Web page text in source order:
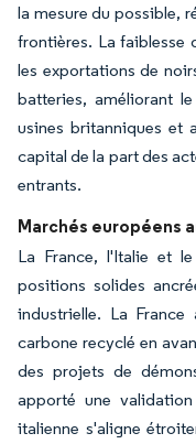
la mesure du possible,
frontières. La faiblesse
les exportations de
batteries, améliorant
usines britanniques et
capital de la part des
entrants.
Marchés européens
La France, l'Italie et
positions solides
industrielle. La
carbone recyclé en
des projets de
apporté une
italienne s'aligne